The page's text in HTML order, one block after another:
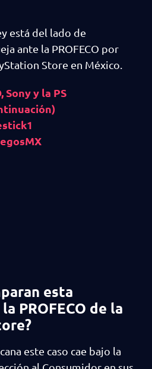
está del lado de
ante la PROFECO por
Store en México.
Sony y la PS
esta
PROFECO de la
este caso cae bajo la